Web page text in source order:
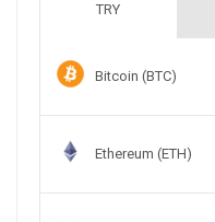
TRY
Bitcoin (BTC)
Ethereum (ETH)